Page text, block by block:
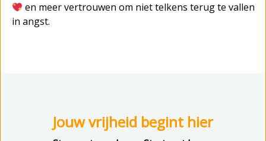
en meer vertrouwen om niet telkens terug te vallen
in angst.
Jouw vrijheid begint hier